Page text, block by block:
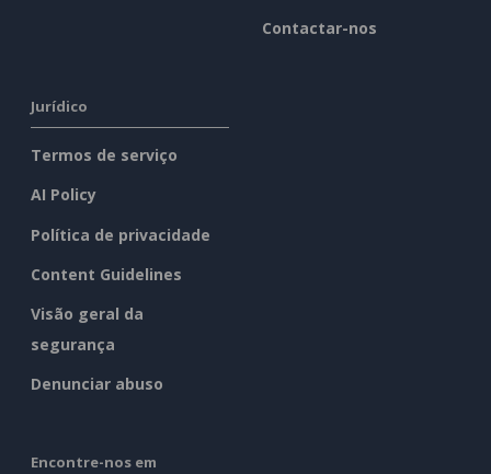
Contactar-nos
Jurídico
Termos de serviço
AI Policy
Política de privacidade
Content Guidelines
Visão geral da
segurança
Denunciar abuso
Encontre-nos em